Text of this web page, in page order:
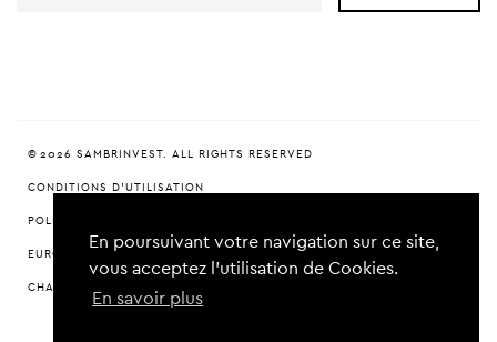
En poursuivant votre navigation sur ce site,
vous acceptez l’utilisation de Cookies.
En savoir plus
© 2026 SAMBRINVEST. ALL RIGHTS RESERVED
CONDITIONS D'UTILISATION
POLITIQUE DE CONFIDENTIALITÉ
EUROPEAN VENTURE CAPITAL FOR CHARLEROI (EVCC)
CHARTE DURABILITÉ